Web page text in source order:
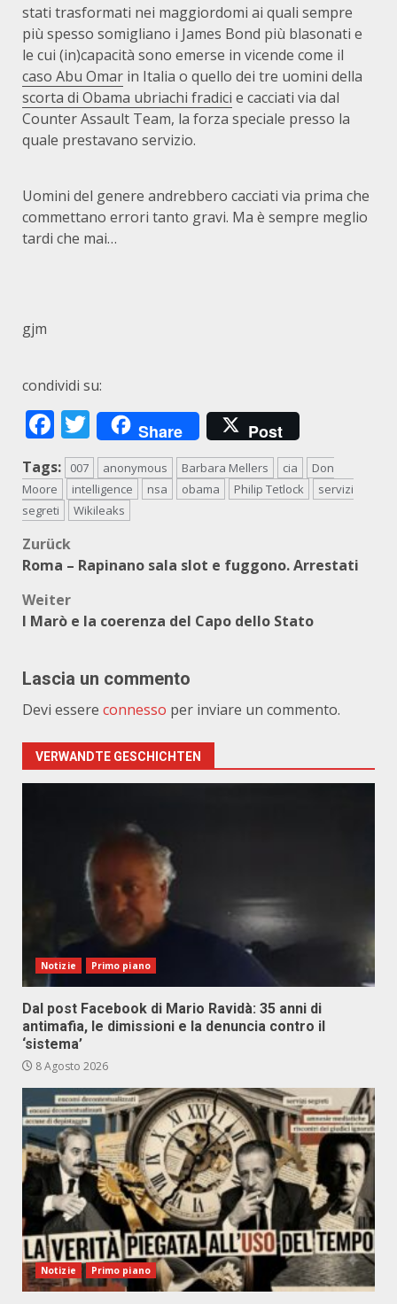
stati trasformati nei maggiordomi ai quali sempre
più spesso somigliano i James Bond più blasonati e
le cui (in)capacità sono emerse in vicende come il
caso Abu Omar in Italia o quello dei tre uomini della
scorta di Obama ubriachi fradici e cacciati via dal
Counter Assault Team, la forza speciale presso la
quale prestavano servizio.
Uomini del genere andrebbero cacciati via prima che
commettano errori tanto gravi. Ma è sempre meglio
tardi che mai…
gjm
condividi su:
Facebook
Twitter
Share Post
Tags: 007 anonymous Barbara Mellers cia
Don
Moore
intelligence nsa obama Philip Tetlock
servizi
segreti
Wikileaks
Beitragsnavigation
Zurück
Roma – Rapinano sala slot e fuggono. Arrestati
Weiter
I Marò e la coerenza del Capo dello Stato
Lascia un commento
Devi essere connesso per inviare un commento.
VERWANDTE GESCHICHTEN
Notizie Primo piano
Dal post Facebook di Mario Ravidà: 35 anni di
antimafia, le dimissioni e la denuncia contro il
‘sistema’
8 Agosto 2026
Notizie Primo piano